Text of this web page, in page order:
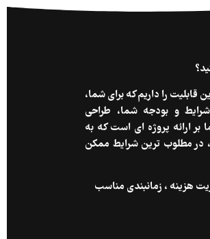
قابلیت را داریم که برای شما،
و بودجه شما، طراحی
بر ارائه پروژه ای است که به
در مطلوب ترین شرایط ممکن
هزینه ، زمانبندی مناسب